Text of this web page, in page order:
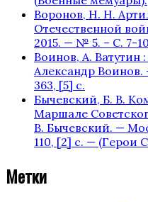
Воронов, Н. Н.
Отечественной
2015. — № 5. – С. 7-
Воинов, А. Ватутин
Александр Воинов.
363, [5] с.
Бычевский, Б. В.
Маршале
В. Бычевский. —
110, [2] с. — (Герои
Метки